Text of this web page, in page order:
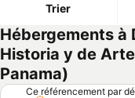
Trier
Hébergements à
Historia y de
Panama)
Ce référencement par